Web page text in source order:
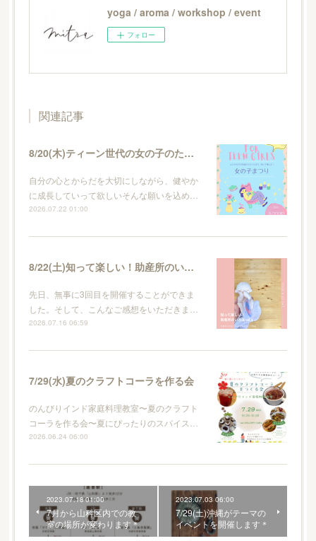
yoga / aroma / workshop / event
フォロー
関連記事
8/20(木)ティーン世代の女の子のためのイベント・女の子まつり
自分の心とからだを大切にしながら、健やか
に成長していって欲しいそんな願いを込め…
2026.07.22 01:00
8/22(土)知って楽しい！助産所のいろはvol.4
先日、無事に3回目を開催することができま
した。そして、こんなご感想をいただきま…
2026.07.16 06:59
7/29(水)夏のクラフトコーラを作る会
のんびりインド家庭料理教室〜夏のクラフト
コーラを作る会〜夏にぴったりのスパイス…
2026.06.24 06:00
2023.07.18 01:00
7月から山科区内での教
室の場所が変わります＊
2023.07.03 06:00
7/29(土)沖縄がテーマの
イベントを開催します＊